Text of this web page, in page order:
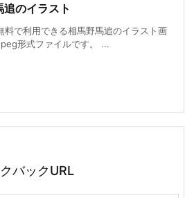
追のイラスト
料で利用できる相馬野馬追のイラスト画
形式ファイルです。 ...
バックURL